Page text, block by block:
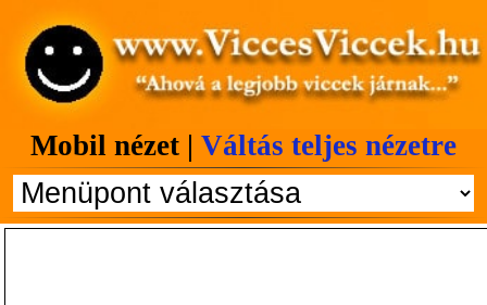
Mobil nézet | Váltás teljes nézetre